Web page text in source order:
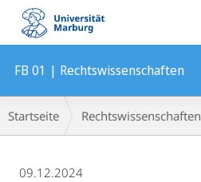
Mobile-
Navigation
FB 01 | Rechtswissenschaften
Breadcrumb-
Navigation
Startseite Rechtswissenschaften
09.12.2024